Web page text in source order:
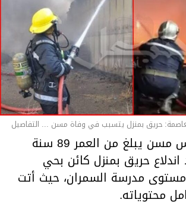
حريق بمنزل يتسبب في وفاة مسن ... التفاصيل
توفي يوم أمس مسن يبلغ من العمر 89 سنة
حريق بمنزل كائن بحي
1 على مستوى مدرسة السمران، حيث أتت
محتوياته.